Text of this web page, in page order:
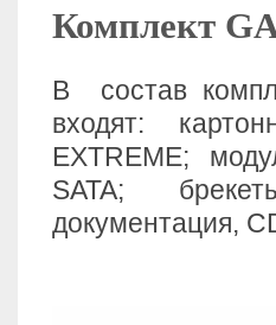
Комплект
В состав
входят:
EXTREME;
SATA;
документация,